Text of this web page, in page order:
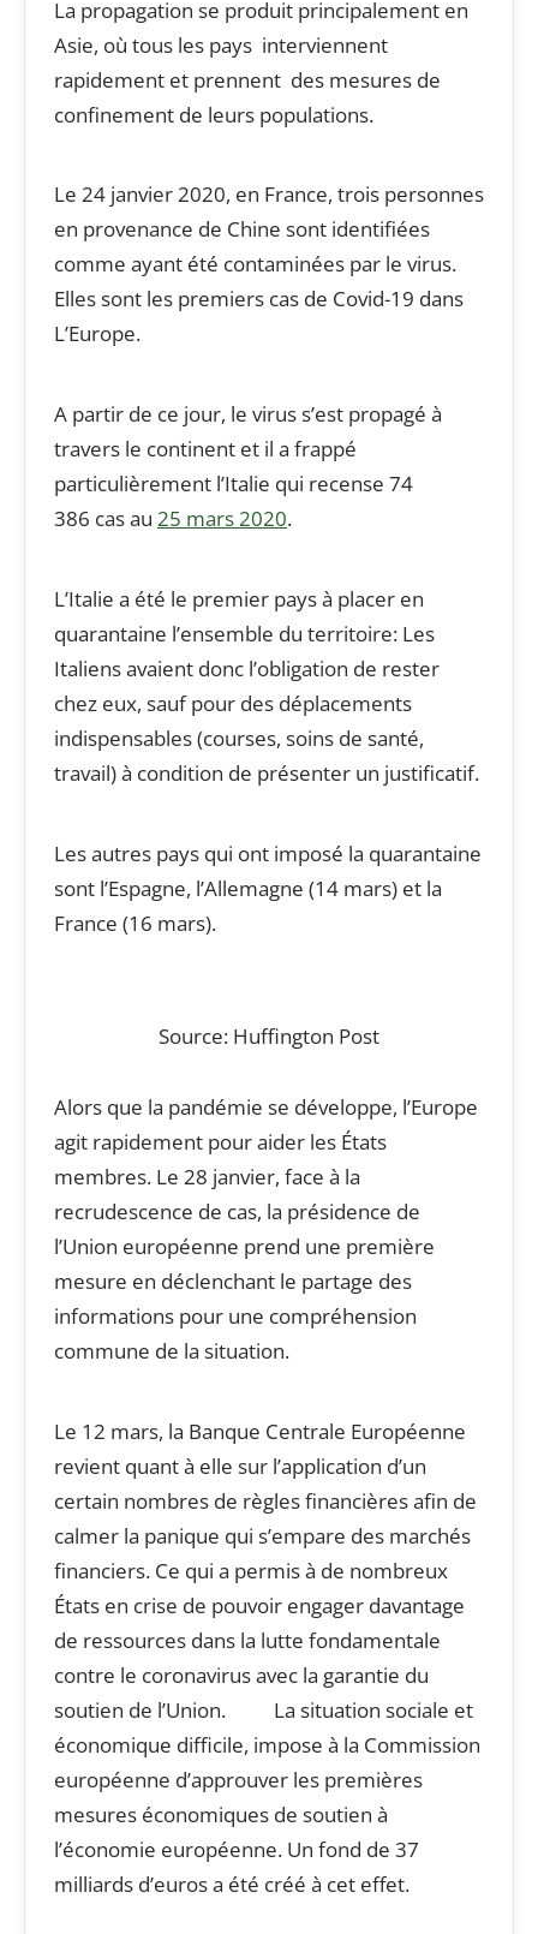
La propagation se produit principalement en
Asie, où tous les pays interviennent
rapidement et prennent des mesures de
confinement de leurs populations.
Le 24 janvier 2020, en France, trois personnes
en provenance de Chine sont identifiées
comme ayant été contaminées par le virus.
Elles sont les premiers cas de Covid-19 dans
L’Europe.
A partir de ce jour, le virus s’est propagé à
travers le continent et il a frappé
particulièrement l’Italie qui recense 74
386 cas au 25 mars 2020.
L’Italie a été le premier pays à placer en
quarantaine l’ensemble du territoire: Les
Italiens avaient donc l’obligation de rester
chez eux, sauf pour des déplacements
indispensables (courses, soins de santé,
travail) à condition de présenter un justificatif.
Les autres pays qui ont imposé la quarantaine
sont l’Espagne, l’Allemagne (14 mars) et la
France (16 mars).
Source: Huffington Post
Alors que la pandémie se développe, l’Europe
agit rapidement pour aider les États
membres. Le 28 janvier, face à la
recrudescence de cas, la présidence de
l’Union européenne prend une première
mesure en déclenchant le partage des
informations pour une compréhension
commune de la situation.
Le 12 mars, la Banque Centrale Européenne
revient quant à elle sur l’application d’un
certain nombres de règles financières afin de
calmer la panique qui s’empare des marchés
financiers. Ce qui a permis à de nombreux
États en crise de pouvoir engager davantage
de ressources dans la lutte fondamentale
contre le coronavirus avec la garantie du
soutien de l’Union. La situation sociale et
économique difficile, impose à la Commission
européenne d’approuver les premières
mesures économiques de soutien à
l’économie européenne. Un fond de 37
milliards d’euros a été créé à cet effet.